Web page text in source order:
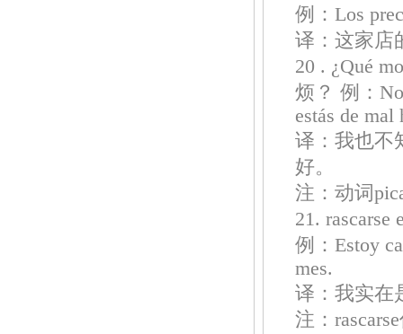
例：Los
译：这家店
20 . ¿Qué
烦？ 例：No
estás de mal
译：我也不
好。
注：动词
21.
例：Estoy
mes.
译：我实在
注：